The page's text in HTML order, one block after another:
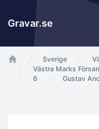
Gravar.se
app.Start
Sverige
Västra Marks
6
Gustav